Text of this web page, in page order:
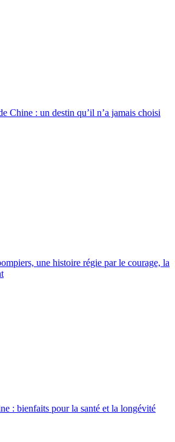
Chine : un destin qu’il n’a jamais choisi
une histoire régie par le courage, la
: bienfaits pour la santé et la longévité